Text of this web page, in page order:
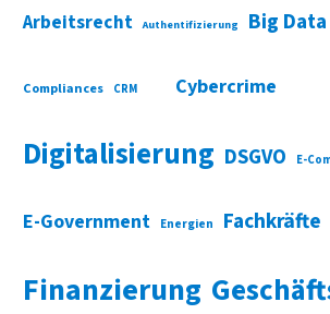
Arbeitsrecht Authentifizierung Big Data
Compliances CRM Cybercrime
Digitalisierung DSGVO E-
E-Government Energien Fachkräfte
Finanzierung